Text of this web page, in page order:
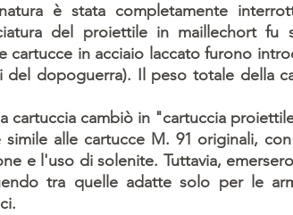
è stata completamente
del proiettile in maillechort fu
in acciaio laccato furono
dopoguerra). Il peso totale della
cambiò in "cartuccia
alle cartucce M. 91 originali,
e l'uso di solenite. Tuttavia,
tra quelle adatte solo per le